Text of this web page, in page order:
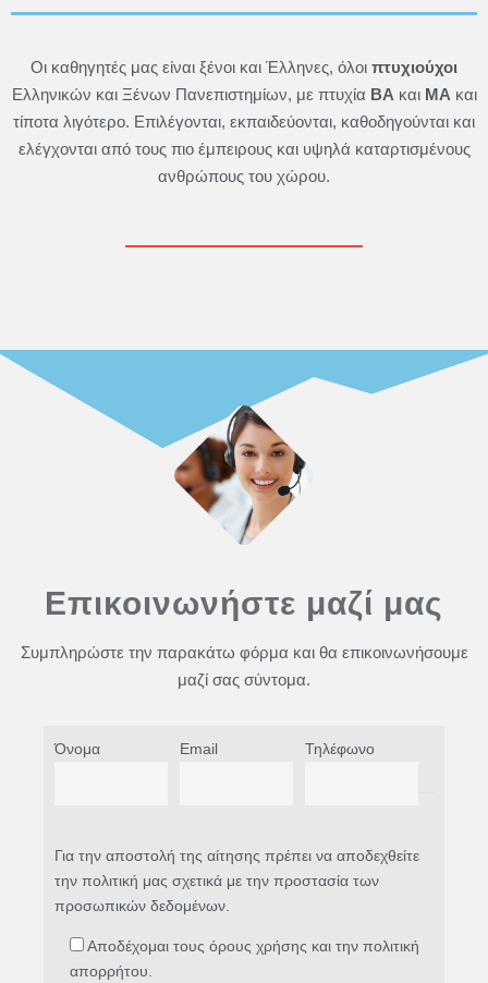
Οι καθηγητές μας είναι ξένοι και Έλληνες, όλοι πτυχιούχοι
Ελληνικών και Ξένων Πανεπιστημίων, με πτυχία BA και MA και
τίποτα λιγότερο. Επιλέγονται, εκπαιδεύονται, καθοδηγούνται και
ελέγχονται από τους πιο έμπειρους και υψηλά καταρτισμένους
ανθρώπους του χώρου.
Επικοινωνήστε μαζί μας
Συμπληρώστε την παρακάτω φόρμα και θα επικοινωνήσουμε
μαζί σας σύντομα.
Όνομα Email Τηλέφωνο
Για την αποστολή της αίτησης πρέπει να αποδεχθείτε
την πολιτική μας σχετικά με την προστασία των
προσωπικών δεδομένων.
Αποδέχομαι τους όρους χρήσης και την πολιτική
απορρήτου.